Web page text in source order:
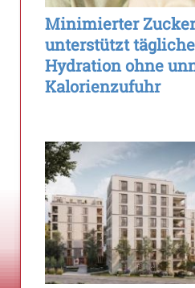
Minimierter
unterstützt
Hydration ohne
Kalorienzufuhr